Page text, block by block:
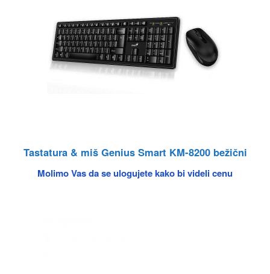
Tastatura & miš Genius Smart KM-8200 bežični
Molimo Vas da se ulogujete kako bi videli cenu